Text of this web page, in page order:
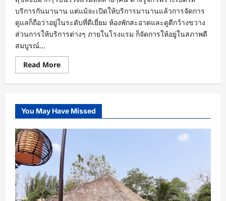
บริการกันมานาน แต่แม้จะเปิดให้บริการมานานแล้วการจัดการ
ดูแลก็ถือว่าอยู่ในระดับที่ดีเยี่ยม ห้องพักสะอาดและดูดีกว้างขวาง
ส่วนการให้บริการต่างๆ ภายในโรงแรม ก็จัดการให้อยู่ในสภาพดี
สมบูรณ์...
Read MoreRead
more
Royal
Hotel
Pattaya
โรงแรม
ติด
หาด
pattaya
ที่
น่า
พัก
You May Have Missed